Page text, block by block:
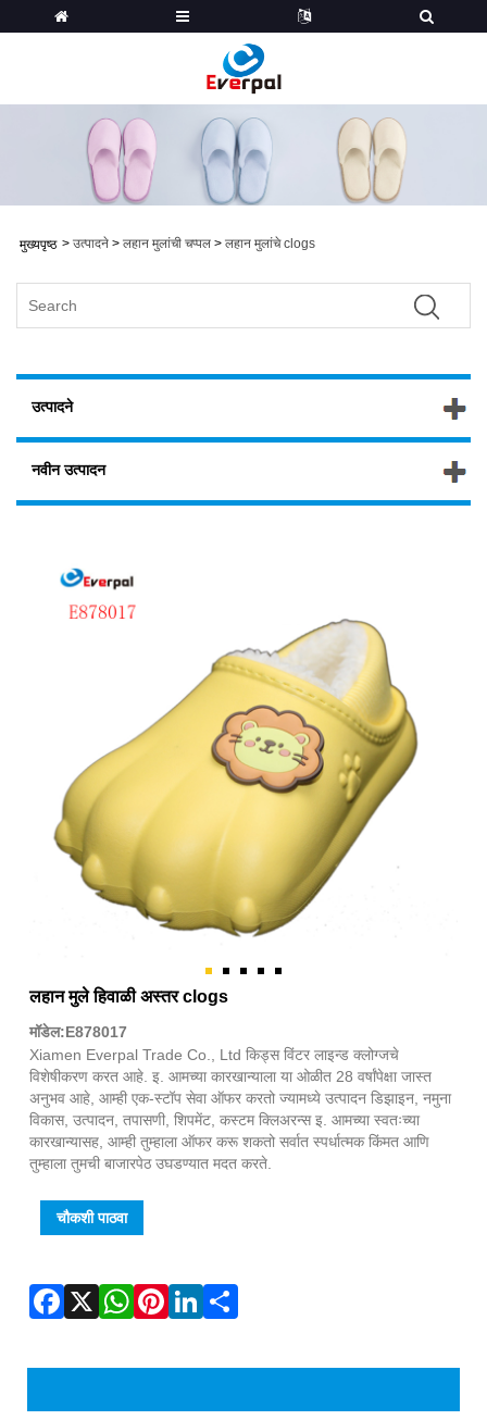
मुख्यपृष्ठ > उत्पादने > लहान मुलांची चप्पल > लहान मुलांचे clogs
उत्पादने
नवीन उत्पादन
लहान मुले हिवाळी अस्तर clogs
मॉडेल:E878017
Xiamen Everpal Trade Co., Ltd किड्स विंटर लाइन्ड क्लोग्जचे
विशेषीकरण करत आहे. इ. आमच्या कारखान्याला या ओळीत 28 वर्षांपेक्षा जास्त
अनुभव आहे, आम्ही एक-स्टॉप सेवा ऑफर करतो ज्यामध्ये उत्पादन डिझाइन, नमुना
विकास, उत्पादन, तपासणी, शिपमेंट, कस्टम क्लिअरन्स इ. आमच्या स्वतःच्या
कारखान्यासह, आम्ही तुम्हाला ऑफर करू शकतो सर्वात स्पर्धात्मक किंमत आणि
तुम्हाला तुमची बाजारपेठ उघडण्यात मदत करते.
चौकशी पाठवा